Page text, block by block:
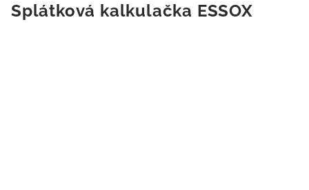
Splátková kalkulačka ESSOX